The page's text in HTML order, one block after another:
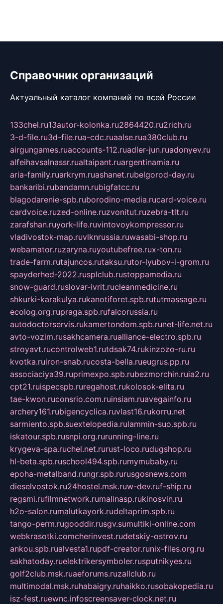
Справочник организаций
Актуальный каталог компаний по всей России
133chel.ru13autor-kolonka.ru2864420.ru2rich.ru
3-d-file.ru3d-file.rua-cdc.ruaalse.rua380club.ru
airgungames.ruaccounts-112.ruadler-jun.ruadonyev.ru
alfeihavsalnassr.rualtaipant.ruargentinamia.ru
aria-family.ruarkrym.ruashanet.rubelgorod-day.ru
bankaribi.rubandamn.rubigfatcc.ru
blagodarenie-spb.ruborodino-media.rucard-voice.ru
cardvoice.ruzed-online.ruzvonitut.ruzebra-tlt.ru
zarafshan.ruyork-life.ruvintovoykompressor.ru
vladivostok-map.ruvlknrussia.ruwasabi-shop.ru
webamator.ruzaryna.ruyoutubefree.rux-ton.ru
trade-farm.rutajuncos.rutaksu.rutor-lyubov-i-grom.ru
spayderhed-2022.rusplclub.rustoppamedia.ru
snow-guard.ruslovar-ivrit.rucleanmedicine.ru
shkurki-karakulya.rukanotiforet.spb.rututmassage.ru
ecolog.org.rupraga.spb.rufalcorussia.ru
autodoctorservis.rukamertondom.spb.runet-life.net.ru
avto-vozim.rusakhcamera.rualliance-electro.spb.ru
stroyavt.rucontrolweb1.rutdsak74.rukinzozo-ru.ru
kvotka.ruiron-snab.rucosta-bella.rueugrus.pp.ru
associaciya39.ruprimexpo.spb.rubezmorchin.ruia2.ru
cpt21.ruispecspb.ruregahost.rukolosok-elita.ru
tae-kwon.ruconsrio.com.ruinsiam.ruavegainfo.ru
archery161.rubigencyclica.ruvlast16.rukorru.net
sarmiento.spb.suextelopedia.rulammin-suo.spb.ru
iskatour.spb.rusnpi.org.rurunning-line.ru
krygeva-spa.ruchel.net.rurust-loco.rudugshop.ru
hl-beta.spb.ruschool494.spb.rumymubaby.ru
epoha-metalband.rungr.spb.rurusgosnews.com
dieselvostok.ru24hostel.msk.ruw-dev.ruf-ship.ru
regsmi.rufilmnetwork.rumalinasp.rukinosvin.ru
h2o-salon.rumalutkayork.rudeltaprim.spb.ru
tango-perm.rugooddir.rusgv.sumultiki-online.com
webkrasotki.comcherinvest.rudetskiy-ostrov.ru
ankou.spb.rualvesta1.rupdf-creator.runix-files.org.ru
sakhatoday.ruelektrikersymboler.rusputnikyes.ru
golf2club.msk.ruaeforums.ruzallclub.ru
multimodal.msk.ruhabaigry.ruhaikko.rusobakopedia.ru
isz-fest.ruewnc.infoscreensaver-clock.net.ru